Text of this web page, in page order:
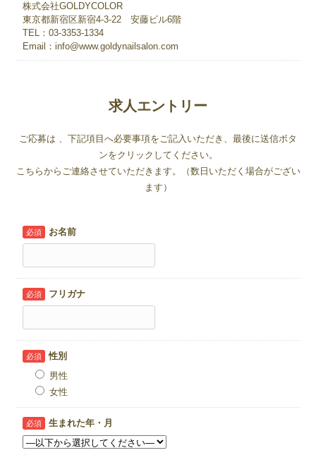
株式会社GOLDYCOLOR
東京都新宿区新宿4-3-22 安藤ビル6階
TEL：03-3353-1334
Email：info@www.goldynailsalon.com
求人エントリー
ご応募は 、下記項目へ必要事項をご記入いただき、最後に送信ボタ
ンをクリックしてください。
こちらからご連絡させていただきます。（数日いただく場合がござい
ます）
必須 お名前
必須 フリガナ
必須
性別
男性
女性
必須 生まれた年・月